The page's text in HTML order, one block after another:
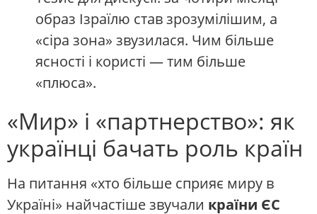
образ Ізраїлю став зрозумілішим, а
«сіра зона» звузилася. Чим більше
ясності і користі — тим більше
«плюса».
«Мир» і «партнерство»: як
українці бачать роль країн
На питання «хто більше сприяє миру в
Україні» найчастіше звучали країни ЄС